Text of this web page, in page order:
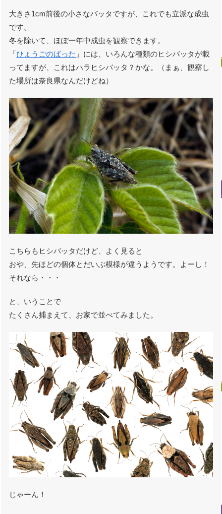
大きさ1cm前後の小さなバッタですが、これでも立派な成虫
です。
冬を除いて、ほぼ一年中成虫を観察できます。
「ひょうごのばった 」には、いろんな種類のヒシバッタが載
ってますが、これはハラヒシバッタ？かな。（まぁ、観察し
た場所は奈良県なんだけどね）
こちらもヒシバッタだけど、よく見ると
おや、先ほどの個体とだいぶ模様が違うようです。よーし！
それなら・・・
と、いうことで
たくさん捕まえて、お家で並べてみました。
じゃーん！